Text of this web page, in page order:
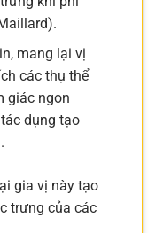
mang lại vị
các thụ thể
giác ngon
dụng tạo
gia vị này tạo
trưng của các